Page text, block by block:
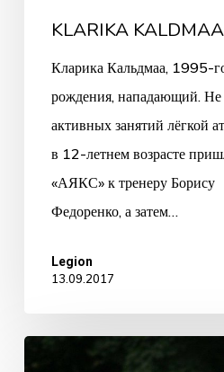
KLARIKA KALDMAA
Кларика Кальдмаа, 1995-
рождения, нападающий. Не
активных занятий лёгкой
в 12-летнем возрасте
«АЯКС» к тренеру Борису
Федоренко, а затем…
Legion
13.09.2017